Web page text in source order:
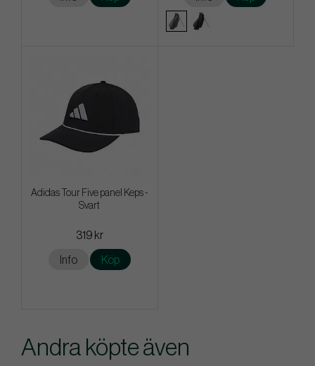
Adidas Tour Five panel Keps -
Svart
319 kr
Info Köp
Andra köpte även